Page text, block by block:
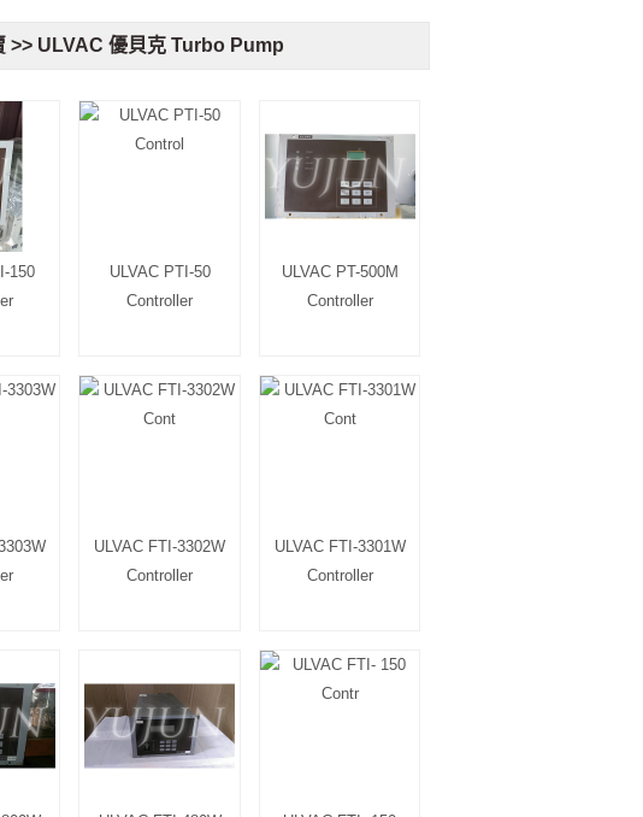
ULVAC 優貝克 Turbo Pump
150
ULVAC PTI-50
Controller
ULVAC PT-500M
Controller
ULVAC FTI-3302W
Controller
ULVAC FTI-3301W
Controller